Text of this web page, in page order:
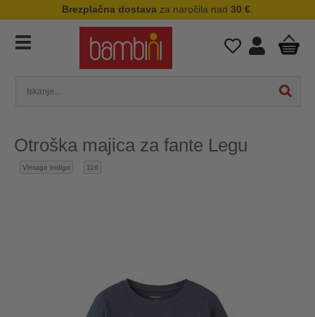
Brezplačna dostava za naročila nad 30 €
Otroška majica za fante Legu
Vintage Indigo 116